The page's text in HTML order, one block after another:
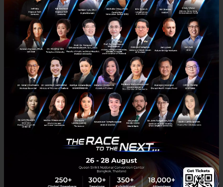
E-mail :contact@techsauce.co
Tel : 02-001-5375
Mobile : 06-4658-9500
Techsauce Media
About Techsauce
Techsauce Services
Privacy Policy